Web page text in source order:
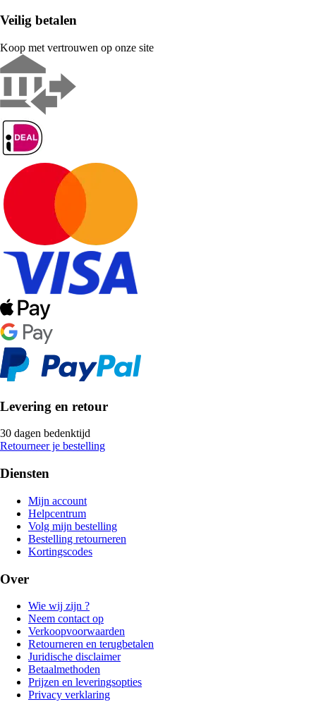
Veilig betalen
Koop met vertrouwen op onze site
Levering en retour
30 dagen bedenktijd
Retourneer je bestelling
Diensten
Mijn account
Helpcentrum
Volg mijn bestelling
Bestelling retourneren
Kortingscodes
Over
Wie wij zijn ?
Neem contact op
Verkoopvoorwaarden
Retourneren en terugbetalen
Juridische disclaimer
Betaalmethoden
Prijzen en leveringsopties
Privacy verklaring